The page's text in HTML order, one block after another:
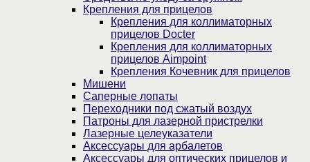
Крепления для прицелов
Крепления для коллиматорных
прицелов Docter
Крепления для коллиматорных
прицелов Aimpoint
Крепления Кочевник для прицелов
Мишени
Саперные лопаты
Переходники под сжатый воздух
Патроны для лазерной пристрелки
Лазерные целеуказатели
Аксессуары для арбалетов
Аксессуары для оптических прицелов и